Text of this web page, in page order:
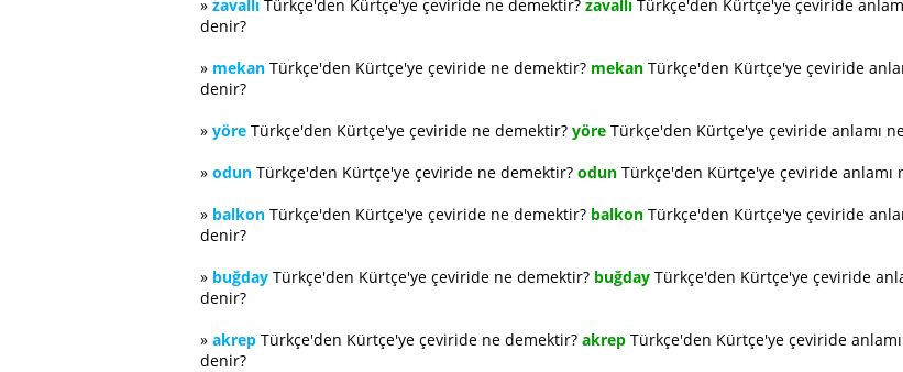
» zavallı Türkçe'den Kürtçe'ye çeviride ne demektir? zavallı Türkçe'den Kürtçe'ye çeviride
denir?
» mekan Türkçe'den Kürtçe'ye çeviride ne demektir? mekan Türkçe'den Kürtçe'ye çeviride
denir?
» yöre Türkçe'den Kürtçe'ye çeviride ne demektir? yöre Türkçe'den Kürtçe'ye çeviride anlamı
» odun Türkçe'den Kürtçe'ye çeviride ne demektir? odun Türkçe'den Kürtçe'ye çeviride anlamı
» balkon Türkçe'den Kürtçe'ye çeviride ne demektir? balkon Türkçe'den Kürtçe'ye çeviride
denir?
» buğday Türkçe'den Kürtçe'ye çeviride ne demektir? buğday Türkçe'den Kürtçe'ye çeviride
denir?
» akrep Türkçe'den Kürtçe'ye çeviride ne demektir? akrep Türkçe'den Kürtçe'ye çeviride
denir?